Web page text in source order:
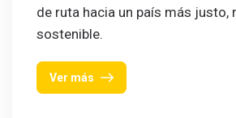
de ruta hacia un país más justo,
sostenible.
Ver más